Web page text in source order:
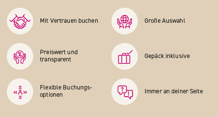
Mit Vertrauen buchen Große Auswahl
Preiswert und
transparent
Gepäck inklusive
Flexible Buchungs­
optionen
Immer an deiner Seite